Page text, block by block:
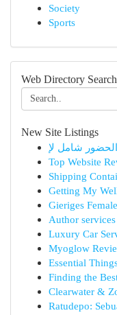
Society
Sports
Web Directory Search
New Site Listings
Top Website
Shipping
Getting My
Gieriges
Author
Luxury Car
Myoglow
Essential
Finding the
Clearwater &
Ratudepo: